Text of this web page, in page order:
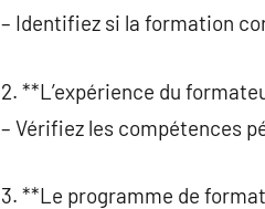
– Identifiez si la formation
2. **L’expérience du
– Vérifiez les compétences
3. **Le programme de